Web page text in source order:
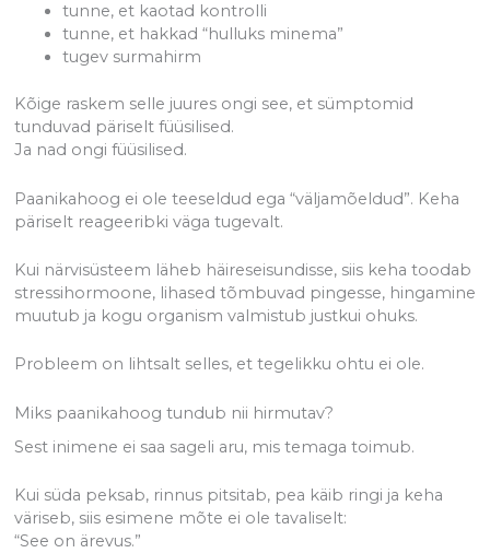
tunne, et kaotad kontrolli
tunne, et hakkad “hulluks minema”
tugev surmahirm
Kõige raskem selle juures ongi see, et sümptomid
tunduvad päriselt füüsilised.
Ja nad ongi füüsilised.
Paanikahoog ei ole teeseldud ega “väljamõeldud”. Keha
päriselt reageeribki väga tugevalt.
Kui närvisüsteem läheb häireseisundisse, siis keha toodab
stressihormoone, lihased tõmbuvad pingesse, hingamine
muutub ja kogu organism valmistub justkui ohuks.
Probleem on lihtsalt selles, et tegelikku ohtu ei ole.
Miks paanikahoog tundub nii hirmutav?
Sest inimene ei saa sageli aru, mis temaga toimub.
Kui süda peksab, rinnus pitsitab, pea käib ringi ja keha
väriseb, siis esimene mõte ei ole tavaliselt:
“See on ärevus.”